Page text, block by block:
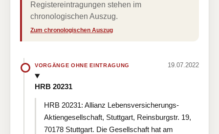
Registereintragungen stehen im
chronologischen Auszug.
Zum chronologischen Auszug
VORGÄNGE OHNE EINTRAGUNG 19.07.2022
HRB 20231
HRB 20231: Allianz Lebensversicherungs-
Aktiengesellschaft, Stuttgart, Reinsburgstr. 19,
70178 Stuttgart. Die Gesellschaft hat am